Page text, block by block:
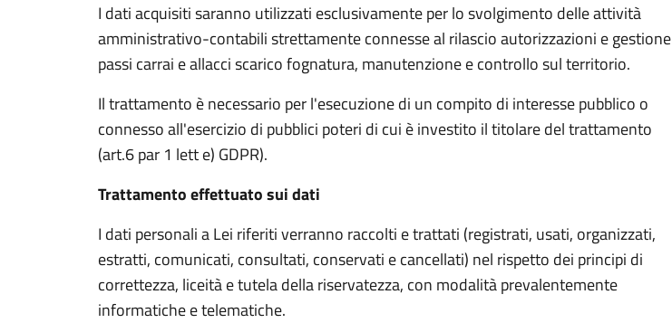
I dati acquisiti saranno utilizzati esclusivamente per lo svolgimento delle attività
amministrativo-contabili strettamente connesse al rilascio autorizzazioni e gestione
passi carrai e allacci scarico fognatura, manutenzione e controllo sul territorio.
Il trattamento è necessario per l'esecuzione di un compito di interesse pubblico o
connesso all'esercizio di pubblici poteri di cui è investito il titolare del trattamento
(art.6 par 1 lett e) GDPR).
Trattamento effettuato sui dati
I dati personali a Lei riferiti verranno raccolti e trattati (registrati, usati, organizzati,
estratti, comunicati, consultati, conservati e cancellati) nel rispetto dei principi di
correttezza, liceità e tutela della riservatezza, con modalità prevalentemente
informatiche e telematiche.